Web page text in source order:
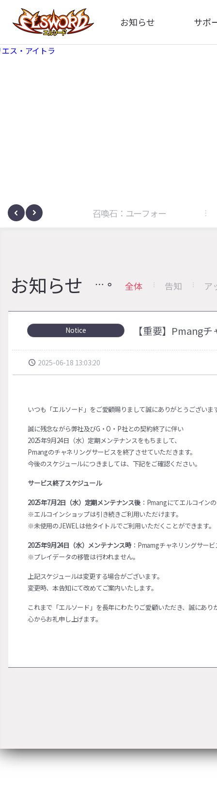
お知らせ
全体
サポ
サノヴァ 召喚石：ユーフォー
お知らせ 全体 告知 ア
Notice 【重要】Pmang
2025-06-18 13:03:20
いつも「エルソード」をご愛顧賜りまして誠にありがとうございま
誠に残念ながら弊社及びG・O・P社との契約終了に伴い
2025年9月24日（水）定期メンテナンスをもちまして、
Pmangのチャネリングサービスを終了させていただきます。
今後のスケジュールにつきましては、下記をご確認ください。
サービス終了スケジュール
2025年7月2日（水）定期メンテナンス後： Pmangにてエルコイン
※エルコインショップは引き続きご利用いただけます。
※未使用のJEWELは他タイトルでご利用いただくことができます。
2025年9月24日（水）メンテナンス時：Pmamgチャネリングサービ
※プレイデータの移管は行われません。
上記スケジュールは変更する場合がございます。
変更時、本告知にて改めてご案内いたします。
これまで「エルソード」を長年にわたりご愛顧いただき、誠にあり
心からお礼申し上げます。